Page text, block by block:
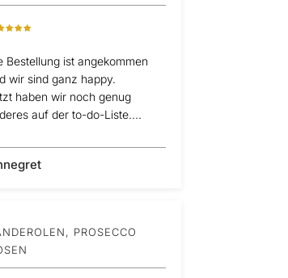
Bestellung ist angekommen
wir sind ganz happy.
haben wir noch genug
auf der to-do-Liste....
PROSECCO